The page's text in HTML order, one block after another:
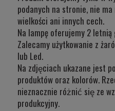
podanych na stronie, nie
wielkości ani innych cech.
Na lampę oferujemy 2
Zalecamy użytkowanie z
lub Led.
Na zdjęciach ukazane jest
produktów oraz kolorów.
nieznacznie różnić się ze
produkcyjny.